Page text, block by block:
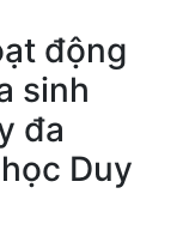
động
sinh
đa
Duy